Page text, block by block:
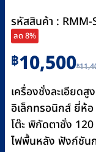
รหัสสินค้า : RMM-
ลด 8%
฿
Original
price
was:
฿11,400.
฿10,500
Current
price
is:
฿10,500.
เครื่องชั่งละเอียด
อิเล็กทรอนิกส์ ยี่ห้
โต๊ะ พิกัดตาชั่ง
ไฟพื้นหลัง ฟังก์ชัน